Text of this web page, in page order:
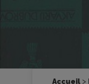
Accueil